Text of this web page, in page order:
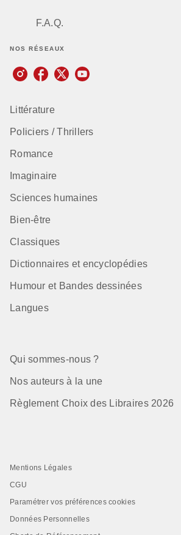
F.A.Q.
NOS RÉSEAUX
Littérature
Policiers / Thrillers
Romance
Imaginaire
Sciences humaines
Bien-être
Classiques
Dictionnaires et encyclopédies
Humour et Bandes dessinées
Langues
Qui sommes-nous ?
Nos auteurs à la une
Règlement Choix des Libraires 2026
Mentions Légales
CGU
Paramétrer vos préférences cookies
Données Personnelles